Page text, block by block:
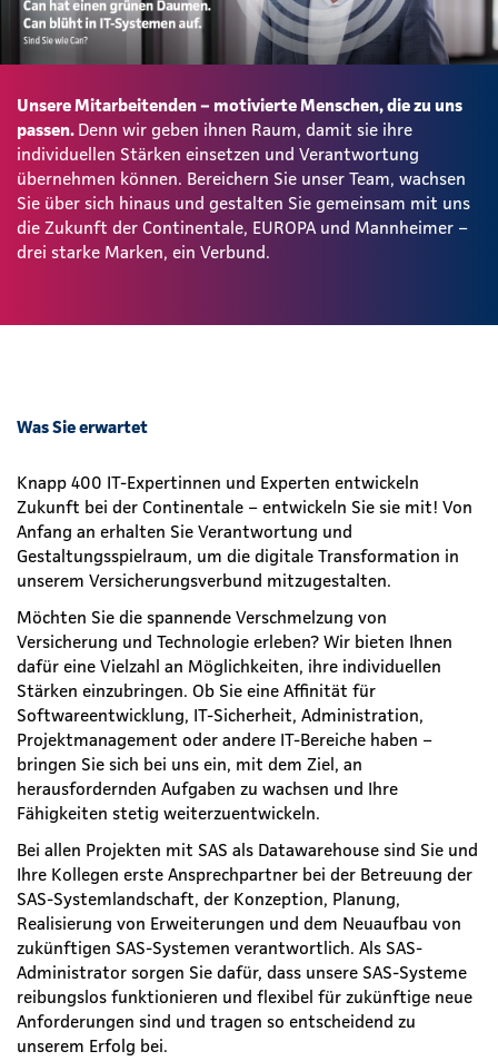
Unsere Mitarbeitenden – motivierte Menschen, die zu uns
passen. Denn wir geben ihnen Raum, damit sie ihre
individuellen Stärken einsetzen und Verantwortung
übernehmen können. Bereichern Sie unser Team, wachsen
Sie über sich hinaus und gestalten Sie gemeinsam mit uns
die Zukunft der Continentale, EUROPA und Mannheimer –
drei starke Marken, ein Verbund.
Was Sie erwartet
Knapp 400 IT-Expertinnen und Experten entwickeln
Zukunft bei der Continentale – entwickeln Sie sie mit! Von
Anfang an erhalten Sie Verantwortung und
Gestaltungsspielraum, um die digitale Transformation in
unserem Versicherungsverbund mitzugestalten.
Möchten Sie die spannende Verschmelzung von
Versicherung und Technologie erleben? Wir bieten Ihnen
dafür eine Vielzahl an Möglichkeiten, ihre individuellen
Stärken einzubringen. Ob Sie eine Affinität für
Softwareentwicklung, IT-Sicherheit, Administration,
Projektmanagement oder andere IT-Bereiche haben –
bringen Sie sich bei uns ein, mit dem Ziel, an
herausfordernden Aufgaben zu wachsen und Ihre
Fähigkeiten stetig weiterzuentwickeln.
Bei allen Projekten mit SAS als Datawarehouse sind Sie und
Ihre Kollegen erste Ansprechpartner bei der Betreuung der
SAS-Systemlandschaft, der Konzeption, Planung,
Realisierung von Erweiterungen und dem Neuaufbau von
zukünftigen SAS-Systemen verantwortlich. Als SAS-
Administrator sorgen Sie dafür, dass unsere SAS-Systeme
reibungslos funktionieren und flexibel für zukünftige neue
Anforderungen sind und tragen so entscheidend zu
unserem Erfolg bei.